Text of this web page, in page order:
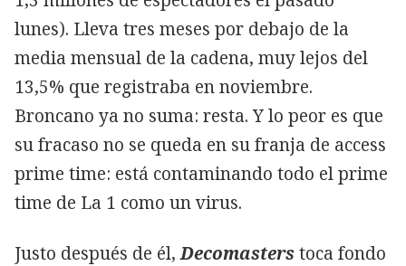
lunes). Lleva tres meses por debajo de la
media mensual de la cadena, muy lejos del
13,5% que registraba en noviembre.
Broncano ya no suma: resta. Y lo peor es que
su fracaso no se queda en su franja de access
prime time: está contaminando todo el prime
time de La 1 como un virus.
Justo después de él,Decomasterstoca fondo